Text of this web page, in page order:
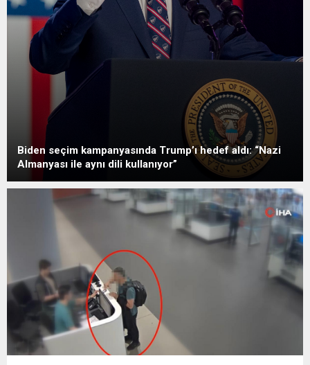
Biden seçim kampanyasında Trump’ı hedef aldı: “Nazi
Almanyası ile aynı dili kullanıyor”